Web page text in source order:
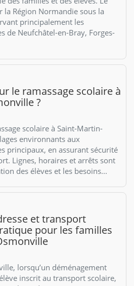
la Région Normandie sous la
principalement les
de Neufchâtel-en-Bray, Forges-
le ramassage scolaire à
?
scolaire à Saint-Martin-
environnants aux
principaux, en assurant sécurité
Lignes, horaires et arrêts sont
des élèves et les besoins...
et transport
pour les familles
lorsqu’un déménagement
inscrit au transport scolaire,